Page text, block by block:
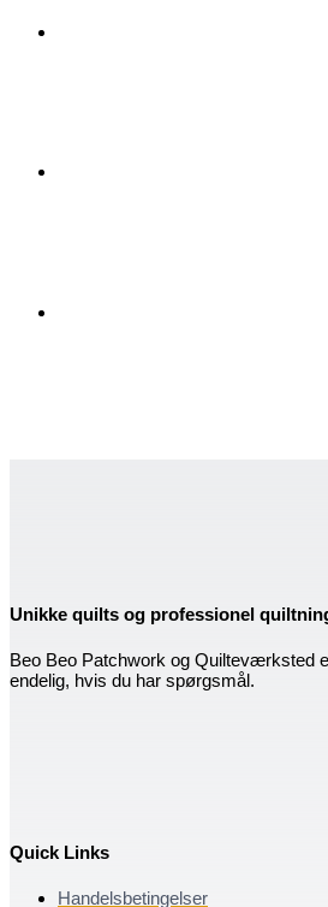
Unikke quilts og professionel
Beo Beo Patchwork og Quilteværksted
endelig, hvis du har spørgsmål.
Quick Links
Handelsbetingelser